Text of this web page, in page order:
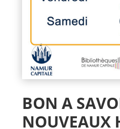
BON A
NOUVEAUX